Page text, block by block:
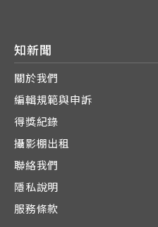
知新聞
關於我們
編輯規範與申訴
得獎紀錄
攝影棚出租
聯絡我們
隱私說明
服務條款